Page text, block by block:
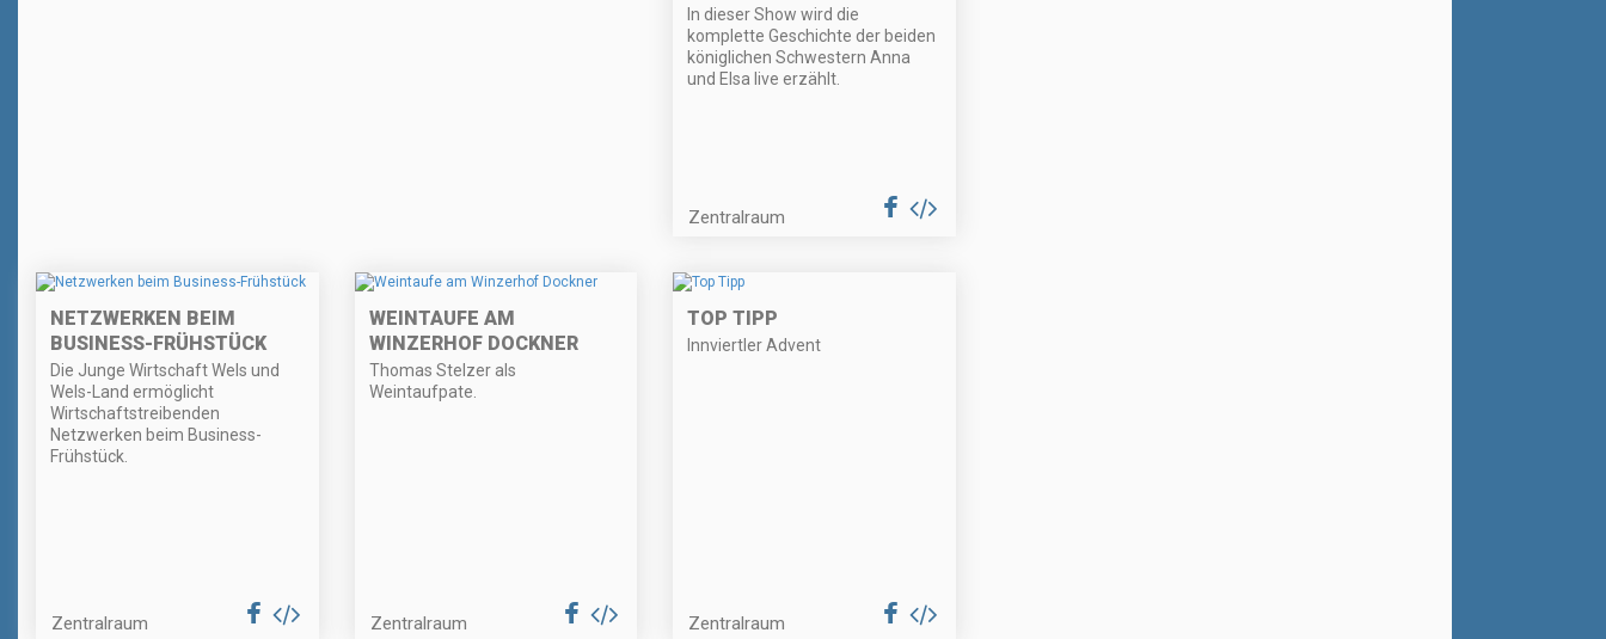
In dieser Show wird die
komplette Geschichte der beiden
königlichen Schwestern Anna
und Elsa live erzählt.
Zentralraum
NETZWERKEN BEIM
BUSINESS-FRÜHSTÜCK
Die Junge Wirtschaft Wels und
Wels-Land ermöglicht
Wirtschaftstreibenden
Netzwerken beim Business-
Frühstück.
Zentralraum
WEINTAUFE AM
WINZERHOF DOCKNER
Thomas Stelzer als
Weintaufpate.
Zentralraum
TOP TIPP
Innviertler Advent
Zentralraum